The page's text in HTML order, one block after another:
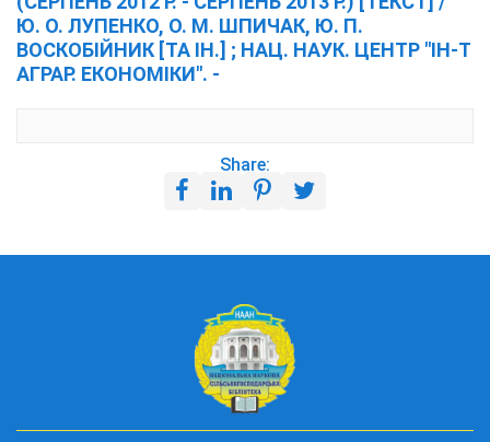
Ю. О. ЛУПЕНКО, О. М. ШПИЧАК, Ю. П.
ВОСКОБІЙНИК [ТА ІН.] ; НАЦ. НАУК. ЦЕНТР "ІН-Т
АГРАР. ЕКОНОМІКИ". -
Share: